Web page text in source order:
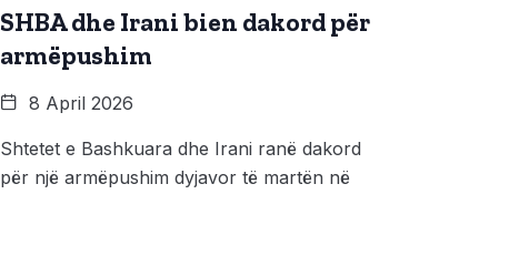
SHBA dhe Irani bien dakord për
armëpushim
8 April 2026
Shtetet e Bashkuara dhe Irani ranë dakord
për një armëpushim dyjavor të martën në